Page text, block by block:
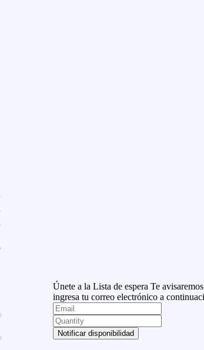
Únete a la Lista de espera Te
ingresa tu correo electrónico a
Notificar disponibilidad